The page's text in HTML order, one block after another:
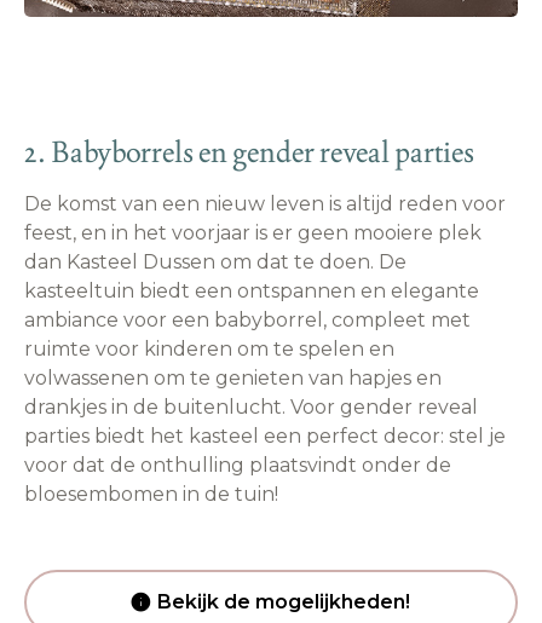
2. Babyborrels en gender reveal parties
De komst van een nieuw leven is altijd reden voor
feest, en in het voorjaar is er geen mooiere plek
dan Kasteel Dussen om dat te doen. De
kasteeltuin biedt een ontspannen en elegante
ambiance voor een babyborrel, compleet met
ruimte voor kinderen om te spelen en
volwassenen om te genieten van hapjes en
drankjes in de buitenlucht. Voor gender reveal
parties biedt het kasteel een perfect decor: stel je
voor dat de onthulling plaatsvindt onder de
bloesembomen in de tuin!
Bekijk de mogelijkheden!